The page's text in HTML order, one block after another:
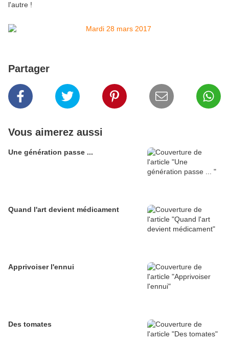
l'autre !
Partager
Vous aimerez aussi
Une génération passe ...
Quand l'art devient médicament
Apprivoiser l'ennui
Des tomates